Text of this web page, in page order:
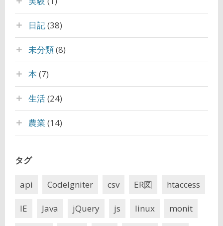
日記(38)
未分類(8)
本 (7)
生活(24)
農業 (14)
タグ
api CodeIgniter csv ER図 htaccess
IE Java jQuery js linux monit